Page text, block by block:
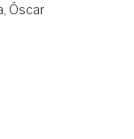
Óscar